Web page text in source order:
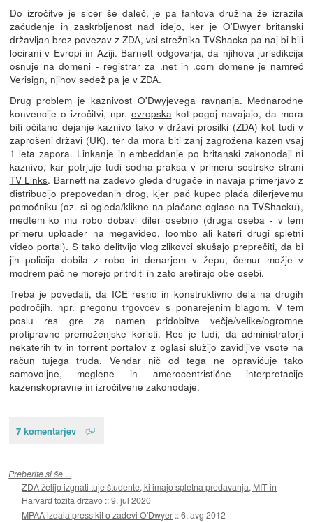
Do izročitve je sicer še daleč, je pa fantova družina že izrazila
začudenje in zaskrbljenost nad idejo, ker je O'Dwyer britanski
državljan brez povezav z ZDA, vsi strežnika TVShacka pa naj bi bili
locirani v Evropi in Aziji. Barnett odgovarja, da njihova jurisdikcija
osnuje na domeni - registrar za .net in .com domene je namreč
Verisign, njihov sedež pa je v ZDA.
Drug problem je kaznivost O'Dwyjevega ravnanja. Mednarodne
konvencije o izročitvi, npr. evropska kot pogoj navajajo, da mora
biti očitano dejanje kaznivo tako v državi prosilki (ZDA) kot tudi v
zaprošeni državi (UK), ter da mora biti zanj zagrožena kazen vsaj
1 leta zapora. Linkanje in embeddanje po britanski zakonodaji ni
kaznivo, kar potrjuje tudi sodna praksa v primeru sestrske strani
TV Links. Barnett na zadevo gleda drugače in navaja primerjavo z
distribucijo prepovedanih drog, kjer pač kupec plača dilerjevemu
pomočniku (oz. si ogleda/klikne na plačane oglase na TVShacku),
medtem ko mu robo dobavi diler osebno (druga oseba - v tem
primeru uploader na megavideo, loombo ali kateri drugi spletni
video portal). S tako delitvijo vlog zlikovci skušajo preprečiti, da bi
jih policija dobila z robo in denarjem v žepu, čemur možje v
modrem pač ne morejo pritrditi in zato aretirajo obe osebi.
Treba je povedati, da ICE resno in konstruktivno dela na drugih
področjih, npr. pregonu trgovcev s ponarejenim blagom. V tem
poslu res gre za namen pridobitve večje/velike/ogromne
protipravne premoženjske koristi. Res je tudi, da administratorji
nekaterih tv in torrent portalov z oglasi služijo zavidljive vsote na
račun tujega truda. Vendar nič od tega ne opravičuje tako
samovoljne, meglene in amerocentristične interpretacije
kazenskopravne in izročitvene zakonodaje.
7 komentarjev
Preberite si še…
ZDA želijo izgnati tuje študente, ki imajo spletna predavanja, MIT in
Harvard tožita državo ::9. jul 2020
MPAA izdala press kit o zadevi O'Dwyer ::6. avg 2012